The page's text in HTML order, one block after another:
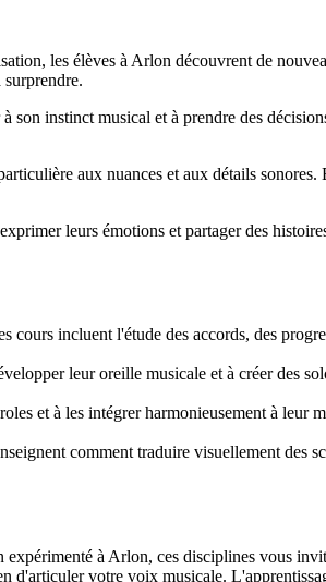
les élèves à Arlon découvrent de
instinct musical et à prendre des
aux nuances et aux détails sonores.
leurs émotions et partager des
incluent l'étude des accords, des
leur oreille musicale et à créer des
et à les intégrer harmonieusement à leur
comment traduire visuellement des
à Arlon, ces disciplines vous
d'articuler votre voix musicale.